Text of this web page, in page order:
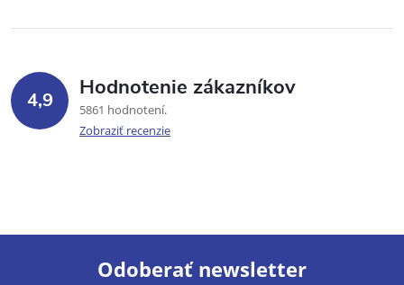
4,9 Hodnotenie zákazníkov
5861 hodnotení
Zobraziť recenzie
Odoberať newsletter